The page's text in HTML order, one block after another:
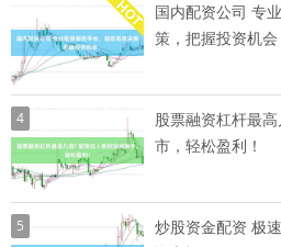
国内配资公司 专
策，把握投资机会
4
股票融资杠杆最
市，轻松盈利！
5
炒股资金配资 极